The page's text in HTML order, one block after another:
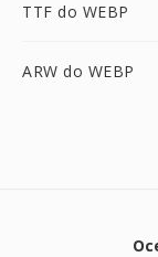
TTF do WEBP
ARW do WEBP